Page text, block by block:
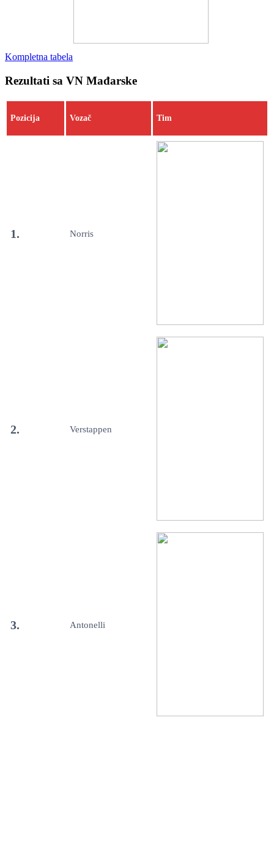
Kompletna tabela
Rezultati sa VN Mađarske
Pozicija Vozač Tim
1. Norris
2. Verstappen
3. Antonelli